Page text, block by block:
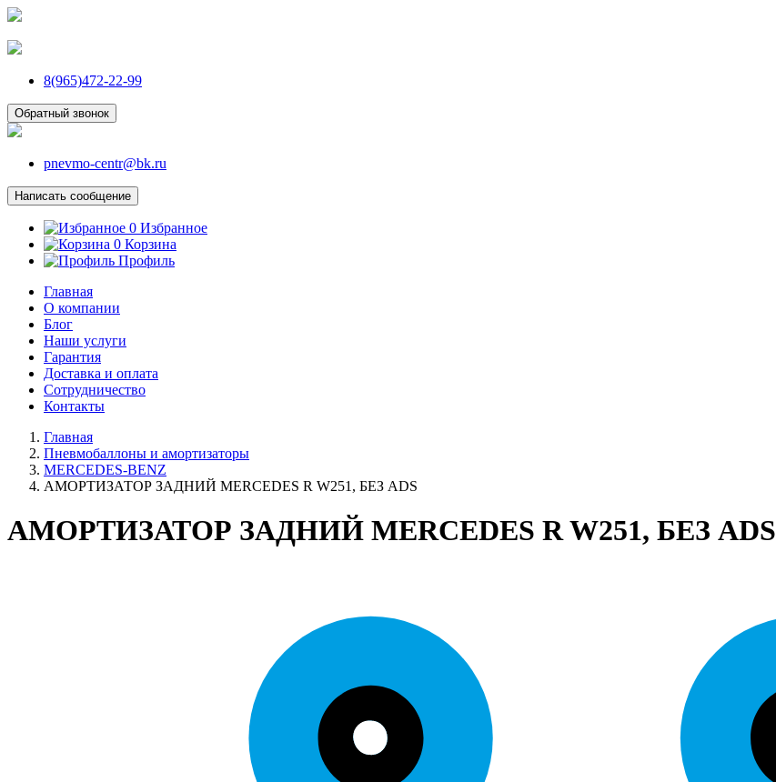
8(965)472-22-99
Обратный звонок
pnevmo-centr@bk.ru
Написать сообщение
0 Избранное
0 Корзина
Профиль
Главная
О компании
Блог
Наши услуги
Гарантия
Доставка и оплата
Сотрудничество
Контакты
Главная
Пневмобаллоны и амортизаторы
MERCEDES-BENZ
АМОРТИЗАТОР ЗАДНИЙ MERCEDES R W251, БЕЗ ADS
АМОРТИЗАТОР ЗАДНИЙ MERCEDES R W251, БЕЗ ADS